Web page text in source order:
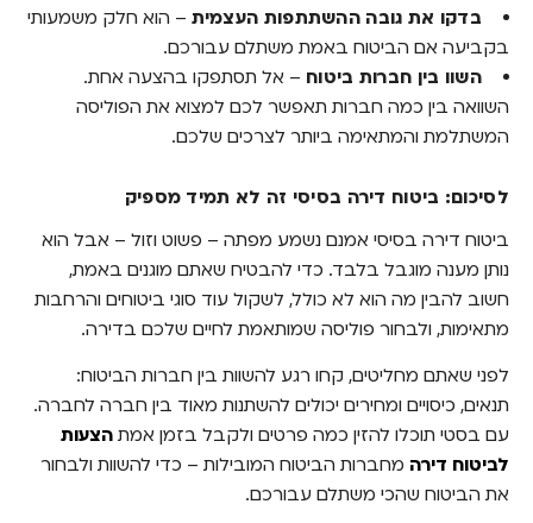
בדקו את גובה ההשתתפות העצמית – הוא חלק משמעותי
בקביעה אם הביטוח באמת משתלם עבורכם.
השוו בין חברות ביטוח – אל תסתפקו בהצעה אחת.
השוואה בין כמה חברות תאפשר לכם למצוא את הפוליסה
המשתלמת והמתאימה ביותר לצרכים שלכם.
לסיכום: ביטוח דירה בסיסי זה לא תמיד מספיק
ביטוח דירה בסיסי אמנם נשמע מפתה – פשוט וזול – אבל הוא
נותן מענה מוגבל בלבד. כדי להבטיח שאתם מוגנים באמת,
חשוב להבין מה הוא לא כולל, לשקול עוד סוגי ביטוחים והרחבות
מתאימות, ולבחור פוליסה שמותאמת לחיים שלכם בדירה.
לפני שאתם מחליטים, קחו רגע להשוות בין חברות הביטוח:
תנאים, כיסויים ומחירים יכולים להשתנות מאוד בין חברה לחברה.
עם בסטי תוכלו להזין כמה פרטים ולקבל בזמן אמת הצעות
לביטוח דירה מחברות הביטוח המובילות – כדי להשוות ולבחור
את הביטוח שהכי משתלם עבורכם.